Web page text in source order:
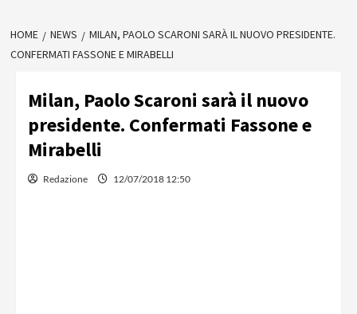
HOME NEWS
MILAN, PAOLO SCARONI SARÀ IL NUOVO PRESIDENTE.
CONFERMATI FASSONE E MIRABELLI
Milan, Paolo Scaroni sarà il nuovo
presidente. Confermati Fassone e
Mirabelli
Redazione 12/07/2018 12:50